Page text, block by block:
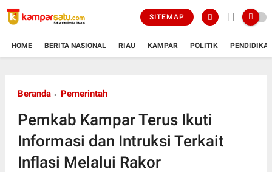
SITEMAP
HOME BERITA NASIONAL RIAU KAMPAR POLITIK
Beranda Pemerintah
Pemkab Kampar Terus Ikuti
Informasi dan Intruksi Terkait
Inflasi Melalui Rakor